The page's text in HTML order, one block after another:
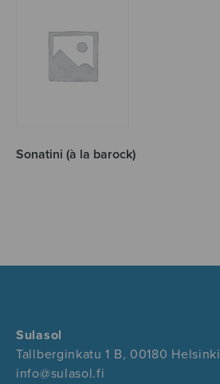
Sonatini (à la barock)
Sulasol
Tallberginkatu 1 B, 00180 Helsinki
info@sulasol.fi